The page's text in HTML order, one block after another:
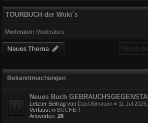
TOURBUCH der Wuki´s
Moderator: Moderators
Neues Thema
Bekanntmachungen
Neues Buch
Letzter Beitrag von DasUltimatum « 11 Jul
Verfasst in BÜCHER
Antworten: 26